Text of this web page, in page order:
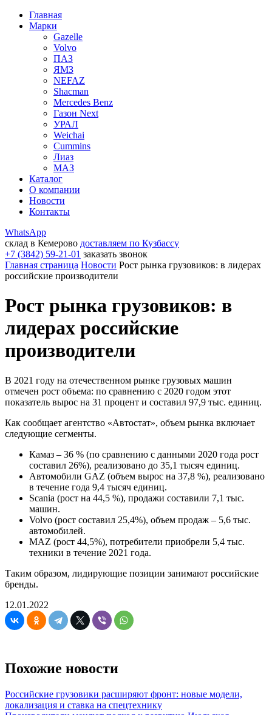
Главная
Марки
Gazelle
Volvo
ПАЗ
ЯМЗ
NEFAZ
Shacman
Mercedes Benz
Газон Next
УРАЛ
Weichai
Cummins
Лиаз
МАЗ
Каталог
О компании
Новости
Контакты
WhatsApp
склад в Кемерово доставляем по Кузбассу
+7 (3842) 59-21-01 заказать звонок
Главная страница Новости Рост рынка грузовиков: в лидерах
российские производители
Рост рынка грузовиков: в
лидерах российские
производители
В 2021 году на отечественном рынке грузовых машин
отмечен рост объема: по сравнению с 2020 годом этот
показатель вырос на 31 процент и составил 97,9 тыс. единиц.
Как сообщает агентство «Автостат», объем рынка включает
следующие сегменты.
Камаз – 36 % (по сравнению с данными 2020 года рост
составил 26%), реализовано до 35,1 тысяч единиц.
Автомобили GAZ (объем вырос на 37,8 %), реализовано
в течение года 9,4 тысяч единиц.
Scania (рост на 44,5 %), продажи составили 7,1 тыс.
машин.
Volvo (рост составил 25,4%), объем продаж – 5,6 тыс.
автомобилей.
MAZ (рост 44,5%), потребители приобрели 5,4 тыс.
техники в течение 2021 года.
Таким образом, лидирующие позиции занимают российские
бренды.
12.01.2022
Похожие новости
Российские грузовики расширяют фронт: новые модели,
локализация и ставка на спецтехнику